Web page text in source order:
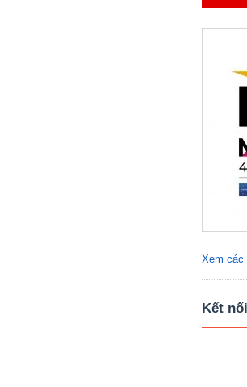
Xem các
Kết